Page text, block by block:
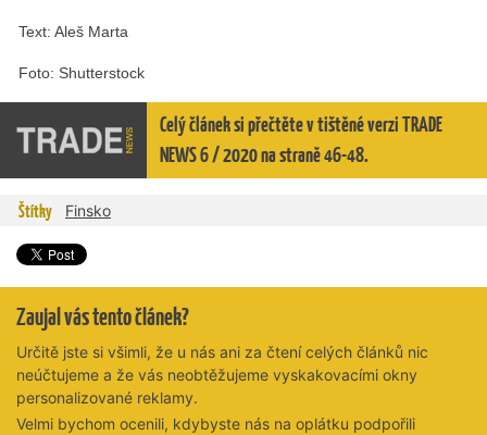
Text: Aleš Marta
Foto: Shutterstock
Celý článek si přečtěte v tištěné verzi TRADE
NEWS 6 / 2020 na straně 46-48.
Štítky Finsko
Zaujal vás tento článek?
Určitě jste si všimli, že u nás ani za čtení celých článků nic
neúčtujeme a že vás neobtěžujeme vyskakovacími okny
personalizované reklamy.
Velmi bychom ocenili, kdybyste nás na oplátku podpořili